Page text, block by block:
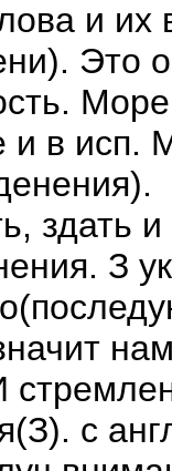
и
Это
в исп.
здать
З
с